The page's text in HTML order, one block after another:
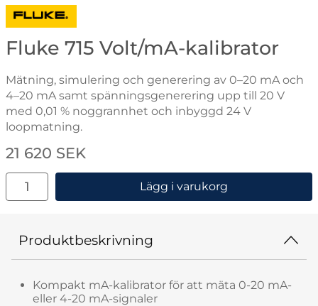
Gå till varumärkessidan för Fluke
Fluke 715 Volt/mA-kalibrator
Mätning, simulering och generering av 0–20 mA och
4–20 mA samt spänningsgenerering upp till 20 V
med 0,01 % noggrannhet och inbyggd 24 V
loopmatning.
Handla denna produkt Fluke 715 Volt/mA-kalibrator
pris
21 620 SEK
antal
Lägg i varukorg
Produktbeskrivning
Kompakt mA-kalibrator för att mäta 0-20 mA-
eller 4-20 mA-signaler